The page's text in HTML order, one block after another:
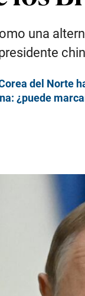
una
del Norte
¿puede